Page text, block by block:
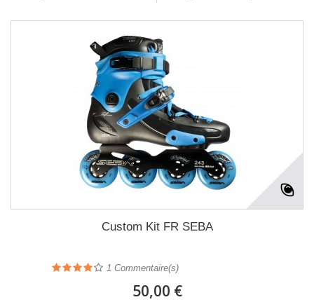
Custom Kit FR SEBA
1 Commentaire(s)
50,00 €